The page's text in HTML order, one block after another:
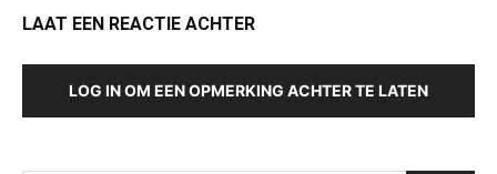
LAAT EEN REACTIE ACHTER
LOG IN OM EEN OPMERKING ACHTER TE LATEN